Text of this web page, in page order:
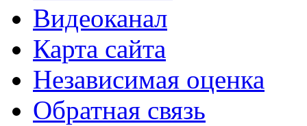
Видеоканал
Карта сайта
Независимая оценка
Обратная связь